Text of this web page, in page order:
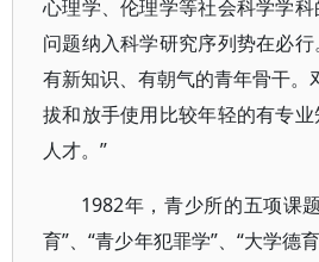
心理学、伦理学等社会科学学
问题纳入科学研究序列势在必
有新知识、有朝气的青年骨干。
拔和放手使用比较年轻的有专
人才。”
1982年，青少所的五项课
育”、“青少年犯罪学”、“大学德